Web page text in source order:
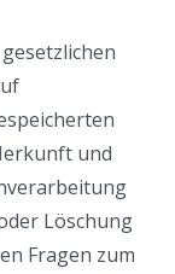
und
Löschung
Fragen zum